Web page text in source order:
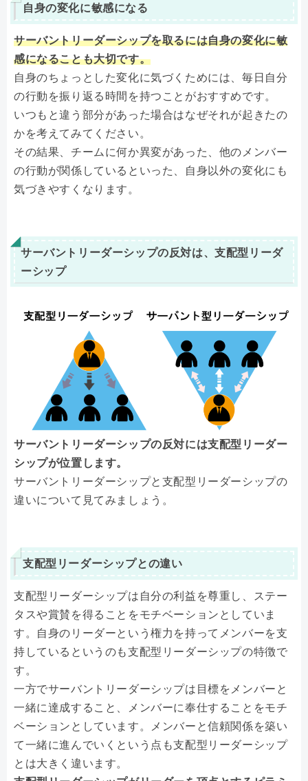
自身の変化に敏感になる
サーバントリーダーシップを取るには自身の変化に敏
感になることも大切です。
自身のちょっとした変化に気づくためには、毎日自分
の行動を振り返る時間を持つことがおすすめです。
いつもと違う部分があった場合はなぜそれが起きたの
かを考えてみてください。
その結果、チームに何か異変があった、他のメンバー
の行動が関係しているといった、自身以外の変化にも
気づきやすくなります。
サーバントリーダーシップの反対は、支配型リーダ
ーシップ
サーバントリーダーシップの反対には支配型リーダー
シップが位置します。
サーバントリーダーシップと支配型リーダーシップの
違いについて見てみましょう。
支配型リーダーシップとの違い
支配型リーダーシップは自分の利益を尊重し、ステー
タスや賞賛を得ることをモチベーションとしていま
す。自身のリーダーという権力を持ってメンバーを支
持しているというのも支配型リーダーシップの特徴で
す。
一方でサーバントリーダーシップは目標をメンバーと
一緒に達成すること、メンバーに奉仕することをモチ
ベーションとしています。メンバーと信頼関係を築い
て一緒に進んでいくという点も支配型リーダーシップ
とは大きく違います。